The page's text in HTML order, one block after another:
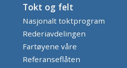
Tokt og felt
Nasjonalt toktprogram
Rederiavdelingen
Fartøyene våre
Referanseflåten